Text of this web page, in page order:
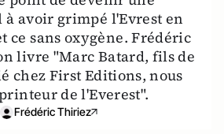
à avoir grimpé l'Evrest en
ce sans oxygène. Frédéric
livre "Marc Batard, fils de
chez First Editions, nous
de l'Everest".
Frédéric Thiriez